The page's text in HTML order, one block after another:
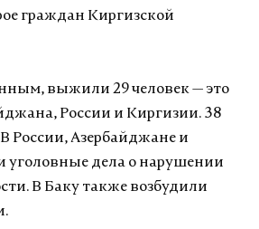
граждан Киргизской
выжили 29 человек — это
России и Киргизии. 38
России, Азербайджане и
уголовные дела о нарушении
В Баку также возбудили